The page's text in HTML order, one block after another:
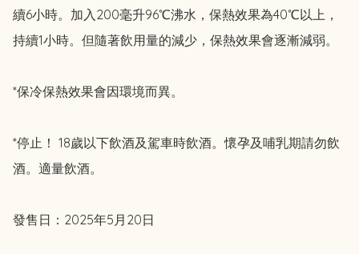
續6小時。加入200毫升96℃沸水，保熱效果為40℃以上，
持續1小時。但隨著飲用量的減少，保熱效果會逐漸減弱。
*保冷保熱效果會因環境而異。
*停止！ 18歲以下飲酒及駕車時飲酒。懷孕及哺乳期請勿飲
酒。適量飲酒。
發售日：2025年5月20日